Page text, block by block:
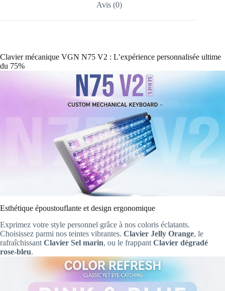
Avis (0)
Clavier mécanique VGN N75 V2 : L’expérience personnalisée ultime
du 75%
Esthétique époustouflante et design ergonomique
Exprimez votre style personnel grâce à nos coloris éclatants.
Choisissez parmi nos teintes vibrantes. Clavier Jelly Orange, le
rafraîchissant Clavier Sel marin, ou le frappant Clavier dégradé
rose-bleu.